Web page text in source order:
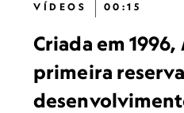
VÍDEOS 00:15
Criada em
primeira